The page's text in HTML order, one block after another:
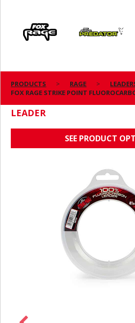
Predator
PRODUCTS RAGE
FOX RAGE STRIKE POINT
LEADER
SEE PRODUCT